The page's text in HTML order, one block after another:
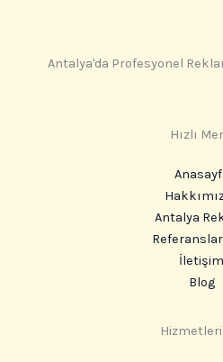
Antalya'da Profesyonel
Hızlı
Antalya
İletişim
Blog